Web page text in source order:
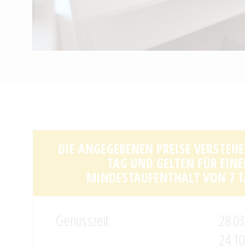
DIE ANGEGEBENEN PREISE
TAG UND GELTEN FÜR
MINDESTAUFENTHALT VON 7